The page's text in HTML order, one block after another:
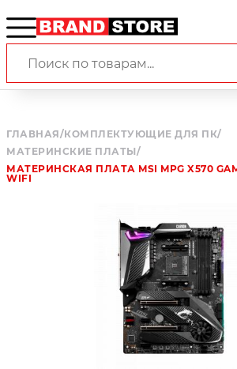
ГЛАВНАЯ/КОМПЛЕКТУЮЩИЕ ДЛЯ ПК/
МАТЕРИНСКИЕ ПЛАТЫ/
МАТЕРИНСКАЯ ПЛАТА MSI MPG X570
WIFI